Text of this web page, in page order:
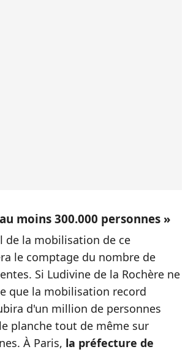
moins 300.000 personnes »
de la mobilisation de ce
le comptage du nombre de
Si Ludivine de la Rochère ne
que la mobilisation record
d'un million de personnes
planche tout de même sur
À Paris, la préfecture de